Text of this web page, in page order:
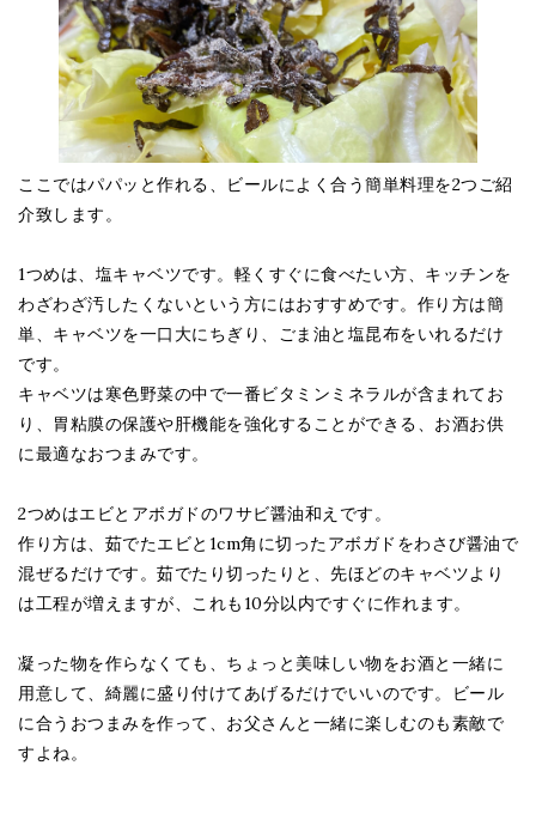
ここではパパッと作れる、ビールによく合う簡単料理を2つご紹
介致します。
1つめは、塩キャベツです。軽くすぐに食べたい方、キッチンを
わざわざ汚したくないという方にはおすすめです。作り方は簡
単、キャベツを一口大にちぎり、ごま油と塩昆布をいれるだけ
です。
キャベツは寒色野菜の中で一番ビタミンミネラルが含まれてお
り、胃粘膜の保護や肝機能を強化することができる、お酒お供
に最適なおつまみです。
2つめはエビとアボガドのワサビ醤油和えです。
作り方は、茹でたエビと1cm角に切ったアボガドをわさび醤油で
混ぜるだけです。茹でたり切ったりと、先ほどのキャベツより
は工程が増えますが、これも10分以内ですぐに作れます。
凝った物を作らなくても、ちょっと美味しい物をお酒と一緒に
用意して、綺麗に盛り付けてあげるだけでいいのです。ビール
に合うおつまみを作って、お父さんと一緒に楽しむのも素敵で
すよね。